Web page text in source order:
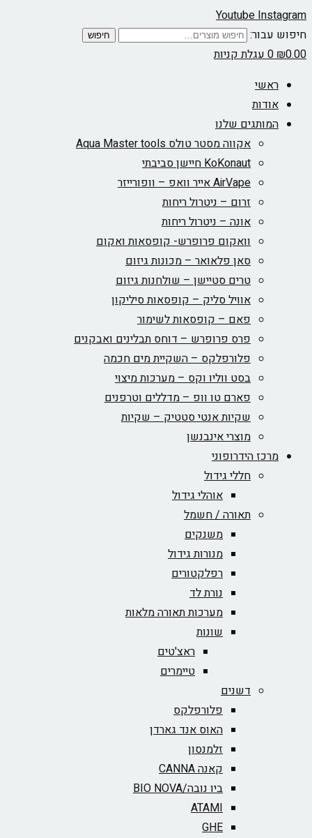
YoutubeInstagram
חיפוש עבור:
חיפוש
₪0.00
0עגלת קניות
ראשי
אודות
המותגים שלנו
אקווה מסטר טולס Aqua Master tools
KoKonaut חיישן סביבתי
AirVape אייר וואפ – וופורייזר
זרום – ניטרול ריחות
אונה – ניטרול ריחות
וואקום פרופרש- קופסאות ואקום
סאן פלאואר – מכונות גיזום
טרים סטיישן – שולחנות גיזום
אוויל סליק – קופסאות סיליקון
פאם – קופסאות לשימור
פרס פרופרש – דוחס תבלינים ואבקנים
פלורפלקס – השקיית מים חכמה
בסט ווליו וקס – מערכות מיצוי
פארם טו וופ – מדללים וטרפנים
שקיות אנטי סטטיק – שקיות
מוצרי אינבנשן
מרכז הידרופוני
חללי גידול
אוהלי גידול
תאורה / חשמל
משנקים
מנורות גידול
רפלקטורים
נורת לד
מערכות תאורה מלאות
שונות
ראצ'טים
טיימרים
דשנים
פלורפלקס
האוס אנד גארדן
זלמנסון
קאנה CANNA
ביו נובה/BIO NOVA‏
ATAMI
GHE